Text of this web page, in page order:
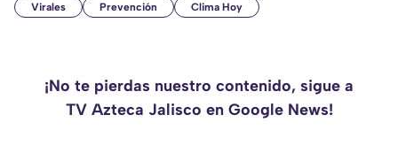
Virales Prevención Clima Hoy
¡No te pierdas nuestro contenido, sigue a
TV Azteca Jalisco en Google News!